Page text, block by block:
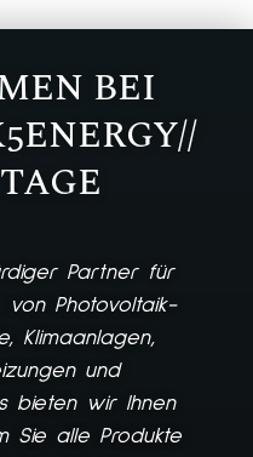
BEI
Partner für
Photovoltaik-
Klimaanlagen,
und
bieten wir Ihnen
Sie alle Produkte